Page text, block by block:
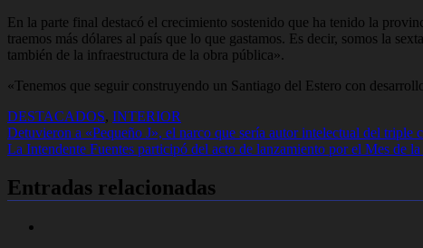
En la parte final destacó el crecimiento sostenido que ha tenido la
traemos más dólares al país que lo que gastamos. Es decir, somos la
también de la infraestructura de la obra pública».
«Tenemos que seguir construyendo un Santiago del Estero con
DESTACADOS, INTERIOR
Navegación
de
entradas
Detuvieron a «Pequeño J», el narco que sería autor intelectual del triple
La Intendente Fuentes participó del acto de lanzamiento por el Mes de
Entradas relacionadas